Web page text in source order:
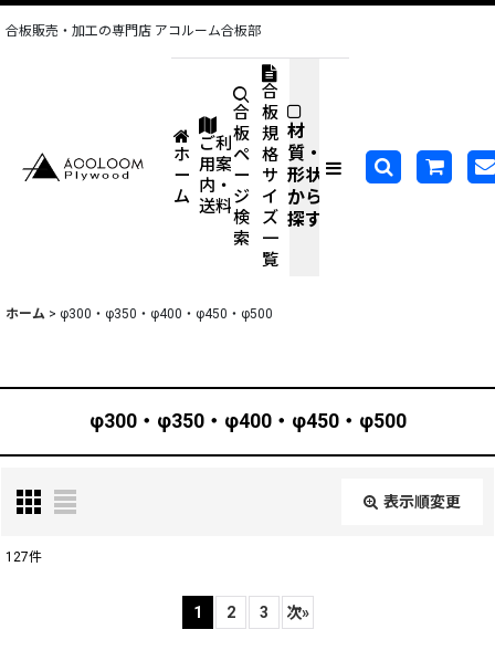
合板販売・加工の専門店 アコルーム合板部
ホ
ー
ム
ご利
用案
内・
送料
合
板
ペ
ー
ジ
検
索
合
板
規
格
サ
イ
ズ
一
覧
材
質・
形状
から
探す
ホーム > φ300・φ350・φ400・φ450・φ500
φ300・φ350・φ400・φ450・φ500
表示順変更
127件
1 2 3 次»